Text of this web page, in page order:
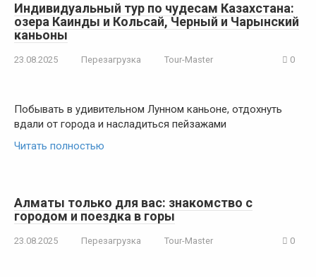
Индивидуальный тур по чудесам Казахстана:
озера Каинды и Кольсай, Черный и Чарынский
каньоны
23.08.2025 Перезагрузка Tour-Master 0
Побывать в удивительном Лунном каньоне, отдохнуть
вдали от города и насладиться пейзажами
Читать полностью
Алматы только для вас: знакомство с
городом и поездка в горы
23.08.2025 Перезагрузка Tour-Master 0